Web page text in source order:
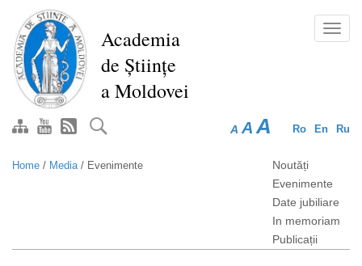
main
content
Academia
de Științe
a Moldovei
Ro En Ru
A A A
Home / Media/ Evenimente
Noutăți
Evenimente
Date jubiliare
In memoriam
Publicații